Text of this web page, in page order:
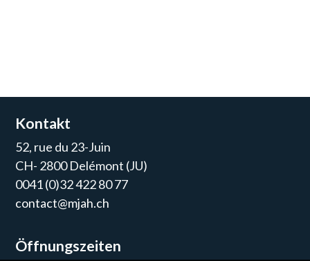
Kontakt
52, rue du 23-Juin
CH- 2800 Delémont (JU)
0041 (0)32 422 80 77
contact@mjah.ch
Öffnungszeiten